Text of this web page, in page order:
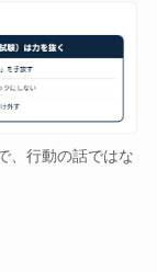
、行動の話ではな